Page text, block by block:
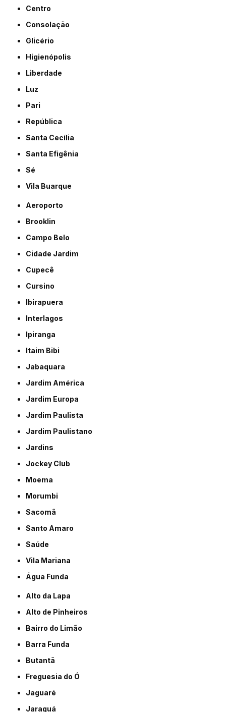
Centro
Consolação
Glicério
Higienópolis
Liberdade
Luz
Pari
República
Santa Cecília
Santa Efigênia
Sé
Vila Buarque
Aeroporto
Brooklin
Campo Belo
Cidade Jardim
Cupecê
Cursino
Ibirapuera
Interlagos
Ipiranga
Itaim Bibi
Jabaquara
Jardim América
Jardim Europa
Jardim Paulista
Jardim Paulistano
Jardins
Jockey Club
Moema
Morumbi
Sacomã
Santo Amaro
Saúde
Vila Mariana
Água Funda
Alto da Lapa
Alto de Pinheiros
Bairro do Limão
Barra Funda
Butantã
Freguesia do Ó
Jaguaré
Jaraguá